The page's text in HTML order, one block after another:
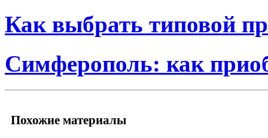
Как выбрать типовой
Симферополь: как
Похожие материалы